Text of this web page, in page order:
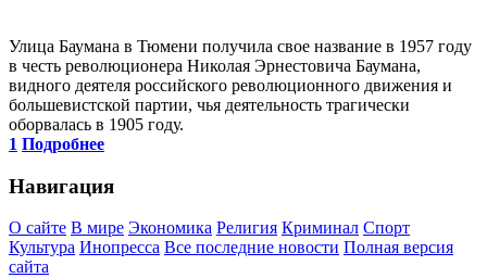
Улица Баумана в Тюмени получила свое название в 1957 году
в честь революционера Николая Эрнестовича Баумана,
видного деятеля российского революционного движения и
большевистской партии, чья деятельность трагически
оборвалась в 1905 году.
1 Подробнее
Навигация
О сайте В мире Экономика Религия Криминал Спорт
Культура Инопресса Все последние новости Полная версия
сайта